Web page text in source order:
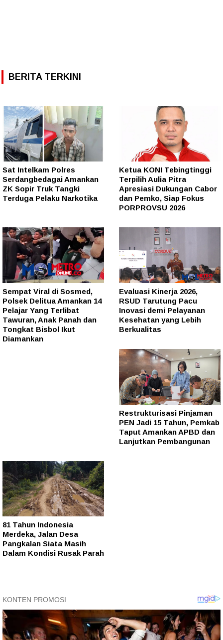
BERITA TERKINI
Sat Intelkam Polres
Serdangbedagai Amankan
ZK Sopir Truk Tangki
Terduga Pelaku Narkotika
Ketua KONI Tebingtinggi
Terpilih Aulia Pitra
Apresiasi Dukungan Cabor
dan Pemko, Siap Fokus
PORPROVSU 2026
Sempat Viral di Sosmed,
Polsek Delitua Amankan 14
Pelajar Yang Terlibat
Tawuran, Anak Panah dan
Tongkat Bisbol Ikut
Diamankan
Evaluasi Kinerja 2026,
RSUD Tarutung Pacu
Inovasi demi Pelayanan
Kesehatan yang Lebih
Berkualitas
Restrukturisasi Pinjaman
PEN Jadi 15 Tahun, Pemkab
Taput Amankan APBD dan
Lanjutkan Pembangunan
81 Tahun Indonesia
Merdeka, Jalan Desa
Pangkalan Siata Masih
Dalam Kondisi Rusak Parah